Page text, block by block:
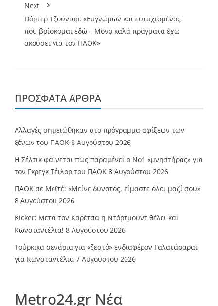
Next
Πόρτερ Τζούνιορ: «Ευγνώμων και ευτυχισμένος
που βρίσκομαι εδώ – Μόνο καλά πράγματα έχω
ακούσει για τον ΠΑΟΚ»
ΠΡΌΣΦΑΤΑ ΆΡΘΡΑ
Αλλαγές σημειώθηκαν στο πρόγραμμα αφίξεων των
ξένων του ΠΑΟΚ 8 Αυγούστου 2026
Η Σέλτικ φαίνεται πως παραμένει ο Νο1 «μνηστήρας» για
τον Γκρεγκ Τέιλορ του ΠΑΟΚ 8 Αυγούστου 2026
ΠΑΟΚ σε Μεϊτέ: «Μείνε δυνατός, είμαστε όλοι μαζί σου»
8 Αυγούστου 2026
Kicker: Μετά τον Καρέτσα η Ντόρτμουντ θέλει και
Κωνσταντέλια! 8 Αυγούστου 2026
Τούρκικα σενάρια για «ζεστό» ενδιαφέρον Γαλατάσαραϊ
για Κωνσταντέλια 7 Αυγούστου 2026
Metro24.gr Νέα